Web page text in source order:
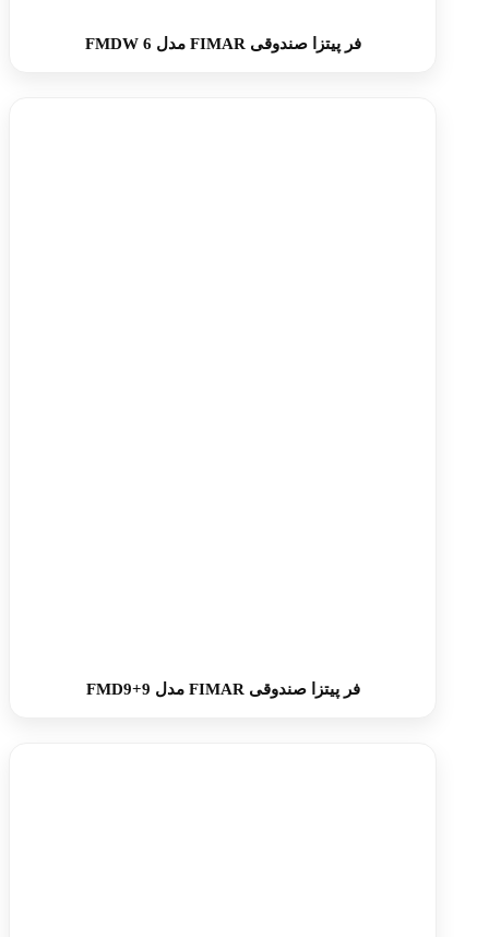
فر پیتزا صندوقی FIMAR مدل FMDW 6
فر پیتزا صندوقی FIMAR مدل FMD9+9